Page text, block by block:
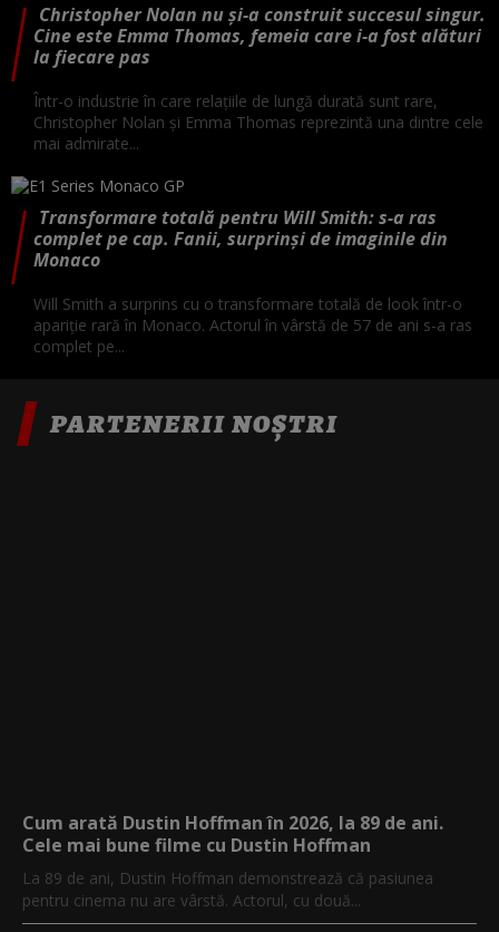
Christopher Nolan nu și-a construit succesul singur.
Cine este Emma Thomas, femeia care i-a fost alături
la fiecare pas
Într-o industrie în care relațiile de lungă durată sunt rare,
Christopher Nolan și Emma Thomas reprezintă una dintre cele
mai admirate...
Transformare totală pentru Will Smith: s-a ras
complet pe cap. Fanii, surprinși de imaginile din
Monaco
Will Smith a surprins cu o transformare totală de look într-o
apariție rară în Monaco. Actorul în vârstă de 57 de ani s-a ras
complet pe...
PARTENERII NOȘTRI
Cum arată Dustin Hoffman în 2026, la 89 de ani.
Cele mai bune filme cu Dustin Hoffman
La 89 de ani, Dustin Hoffman demonstrează că pasiunea
pentru cinema nu are vârstă. Actorul, cu două...